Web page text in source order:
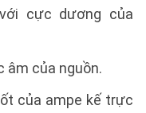
cực dương của
âm của nguồn.
của ampe kế trực